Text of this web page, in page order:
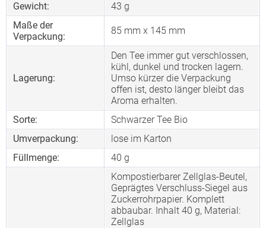
Gewicht:
43 g
Maße der
Verpackung:
85 mm x 145 mm
Lagerung:
Den Tee immer gut verschlossen,
kühl, dunkel und trocken lagern.
Umso kürzer die Verpackung
offen ist, desto länger bleibt das
Aroma erhalten.
Sorte:
Schwarzer Tee Bio
Umverpackung:
lose im Karton
Füllmenge:
40 g
Kompostierbarer Zellglas-Beutel,
Geprägtes Verschluss-Siegel aus
Zuckerrohrpapier. Komplett
abbaubar. Inhalt 40 g, Material:
Zellglas